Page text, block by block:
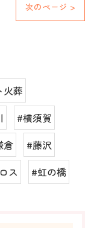
次のページ >
火葬
#横須賀
倉
#藤沢
ス #虹の橋